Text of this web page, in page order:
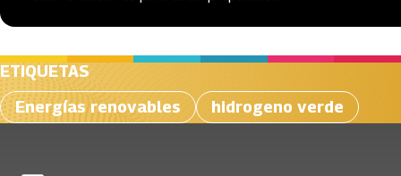
ETIQUETAS
Energías renovables
hidrogeno verde